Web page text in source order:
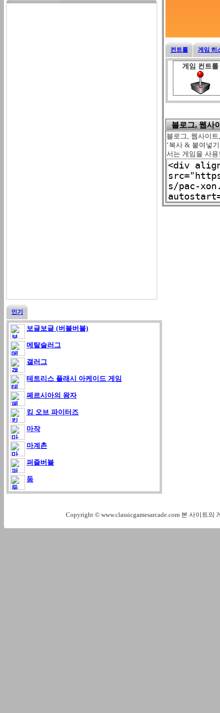
인기
보글보글 (버블버블)
메탈슬러그
갤러그
테트리스 플래시 아케이드 게임
페르시아의 왕자
킹 오브 파이터즈
마작
마계촌
퍼즐버블
둠
컨트롤 게임 히
게임 컨트롤
블로그, 웹사
블로그, 웹사이
‘복사 & 붙여넣
서는 게임을 사
Copyright © www.classicgamesarcade.com 본 사이트